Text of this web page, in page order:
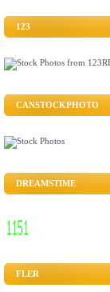
123
CANSTOCKPHOTO
DREAMSTIME
FLER